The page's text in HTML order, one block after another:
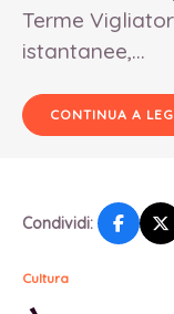
Terme
istantanee,...
CONTINUA A
Condividi:
Cultura